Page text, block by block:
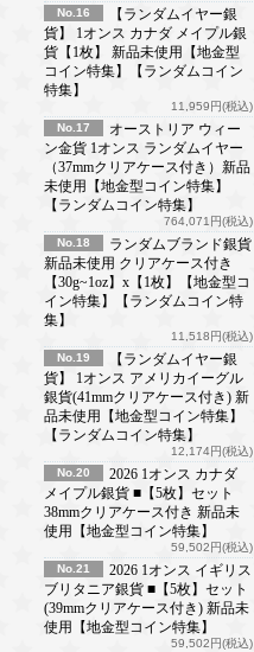
No.16
【ランダムイヤー銀
貨】 1オンス カナダ メイプル銀
貨【1枚】 新品未使用【地金型
コイン特集】【ランダムコイン
特集】
11,959円(税込)
No.17
オーストリア ウィー
ン金貨 1オンス ランダムイヤー
（37mmクリアケース付き）新品
未使用【地金型コイン特集】
【ランダムコイン特集】
764,071円(税込)
No.18
ランダムブランド銀貨
新品未使用 クリアケース付き
【30g~1oz】x【1枚】【地金型コ
イン特集】【ランダムコイン特
集】
11,518円(税込)
No.19
【ランダムイヤー銀
貨】 1オンス アメリカイーグル
銀貨(41mmクリアケース付き) 新
品未使用【地金型コイン特集】
【ランダムコイン特集】
12,174円(税込)
No.20
2026 1オンス カナダ
メイプル銀貨 ■【5枚】セット
38mmクリアケース付き 新品未
使用【地金型コイン特集】
59,502円(税込)
No.21
2026 1オンス イギリス
ブリタニア銀貨 ■【5枚】セット
(39mmクリアケース付き) 新品未
使用【地金型コイン特集】
59,502円(税込)